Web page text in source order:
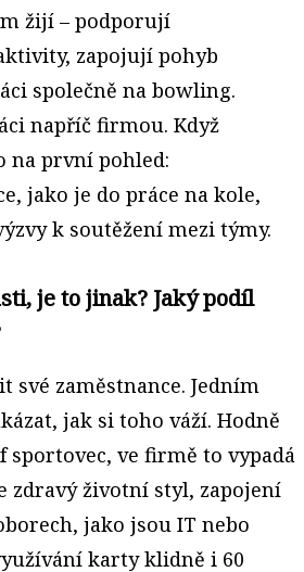
žijí – podporují
zapojují pohyb
společně na bowling.
napříč firmou. Když
na první pohled:
jako je do práce na kole,
k soutěžení mezi týmy.
je to jinak? Jaký podíl
zaměstnance. Jedním
jak si toho váží. Hodně
sportovec, ve firmě to vypadá
zdravý životní styl, zapojení
jako jsou IT nebo
karty klidně i 60